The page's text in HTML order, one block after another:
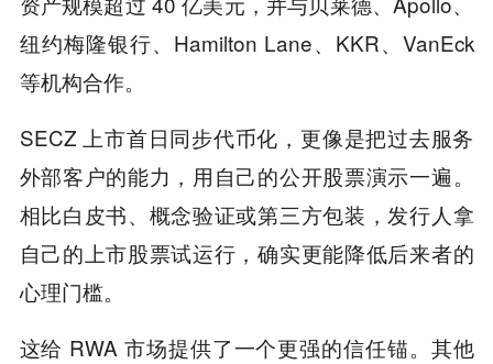
纽约梅隆银行、Hamilton Lane、KKR、VanEck
等机构合作。
SECZ 上市首日同步代币化，更像是把过去服务
外部客户的能力，用自己的公开股票演示一遍。
相比白皮书、概念验证或第三方包装，发行人拿
自己的上市股票试运行，确实更能降低后来者的
心理门槛。
这给 RWA 市场提供了一个更强的信任锚。其他